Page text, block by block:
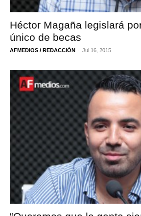
Héctor Magaña legislará
único de becas
AFMEDIOS / REDACCIÓN - Jul 16, 2015